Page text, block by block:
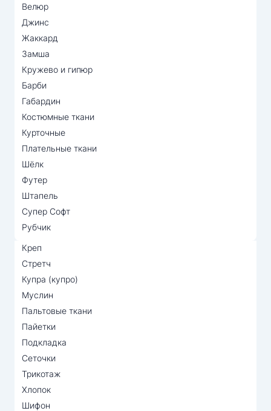
Велюр
Джинс
Жаккард
Замша
Кружево и гипюр
Барби
Габардин
Костюмные ткани
Курточные
Плательные ткани
Шёлк
Футер
Штапель
Супер Софт
Рубчик
Креп
Стретч
Купра (купро)
Муслин
Пальтовые ткани
Пайетки
Подкладка
Сеточки
Трикотаж
Хлопок
Шифон